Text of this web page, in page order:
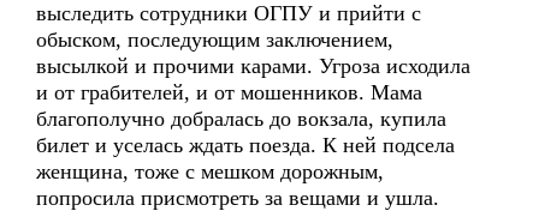
выследить сотрудники ОГПУ и прийти с
обыском, последующим заключением,
высылкой и прочими карами. Угроза исходила
и от грабителей, и от мошенников. Мама
благополучно добралась до вокзала, купила
билет и уселась ждать поезда. К ней подсела
женщина, тоже с мешком дорожным,
попросила присмотреть за вещами и ушла.